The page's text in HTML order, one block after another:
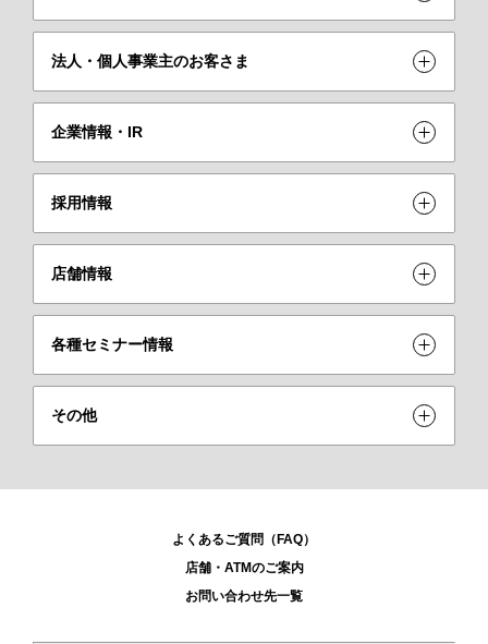
法人・個人事業主のお客さま
企業情報・IR
採用情報
店舗情報
各種セミナー情報
その他
よくあるご質問（FAQ）
店舗・ATMのご案内
お問い合わせ先一覧